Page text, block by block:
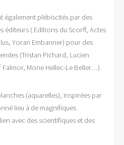
également plébiscités par des
éditeurs ( Editions du Scorff, Actes
Yoran Embanner) pour des
(Tristan Pichard, Lucien
Mone Hellec-Le Beller…).
(aquarelles), inspirées par
lieu à de magnifiques
avec des scientifiques et des